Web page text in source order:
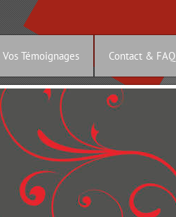
Vos Témoignages Contact & FAQ